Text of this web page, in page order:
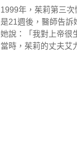
1999年，茱莉第三
是21週後，醫師告訴
她說：「我對上帝很
當時，茱莉的丈夫艾